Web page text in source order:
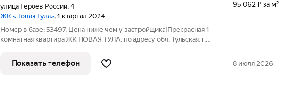
улица Героев России,4
ЖК «Новая Тула», 1 квартал 2024
Номер в базе: 53497. Цена ниже чем у застройщика!Прекрасная 1-
комнатная квартира ЖК НОВАЯ ТУЛА, по адресу обл. Тульская, г.
расположена на 2 этаже, всего в доме 5 этажей, дом - кирпичный.
95 062 ₽ за м²
Показать телефон 8 июля 2026